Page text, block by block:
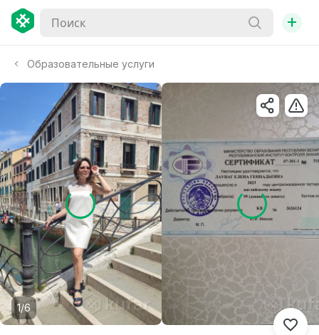
+
Образовательные услуги
1/6